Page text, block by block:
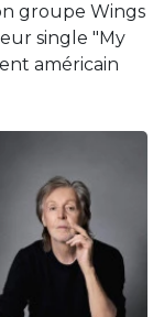
groupe Wings
single "My
américain